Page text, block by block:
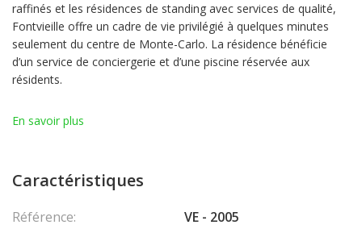
raffinés et les résidences de standing avec services de qualité,
Fontvieille offre un cadre de vie privilégié à quelques minutes
seulement du centre de Monte-Carlo. La résidence bénéficie
d’un service de conciergerie et d’une piscine réservée aux
résidents.
Ce spacieux 2 pièces entièrement rénové se compose d’une
entrée, d’un lumineux séjour, d’une cuisine équipée, d’une
Possibilité d’acquérir un parking en supplément : 350.000 €.
En savoir plus
Caractéristiques
Référence:
VE - 2005